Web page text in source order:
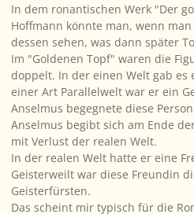
In dem ronantischen Werk "Der
Hoffmann könnte man, wenn
dessen sehen, was dann später
Im "Goldenen Topf" waren die
doppelt. In der einen Welt gab es
einer Art Parallelwelt war er ein
Anselmus begegnete diese
Anselmus begibt sich am Ende
mit Verlust der realen Welt.
In der realen Welt hatte er eine
Geisterweilt war diese Freundin
Geisterfürsten.
Das scheint mir typisch für die